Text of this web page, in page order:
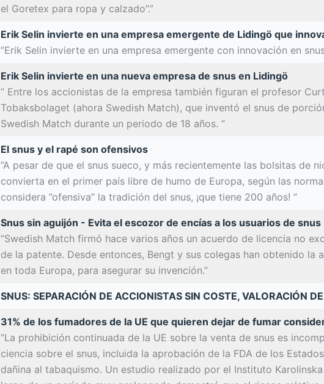
el Goretex para ropa y calzado”.”
Erik Selin invierte en una empresa emergente de Lidingö que
”Erik Selin invierte en una empresa emergente con innovación en
Erik Selin invierte en una nueva empresa de snus en Lidingö
” Entre los accionistas de la empresa también figuran el profesor
Tobaksbolaget (ahora Swedish Match), que inventó el snus de
Swedish Match durante un periodo de 18 años. ”
El snus y el rapé son ofensivos
”A pesar de que el snus sueco, y más recientemente las bolsitas de
convierta en el primer país libre de humo de Europa, según las
considera ”ofensiva” la tradición del snus, ¡que tiene 200 años! ”
Snus sin aguijón - Evita el escozor de encías a los usuarios de snus
”Swedish Match firmó hace varios años un acuerdo de licencia no
de la patente. Desde entonces, Bengt y sus colegas han obtenido la
en toda Europa, para asegurar su invención.”
SNUS: SEPARACIÓN DE ACCIONISTAS SIN COSTE, VALORACIÓN
31% de los fumadores de la UE que quieren dejar de fumar
”La prohibición continuada de la UE sobre la venta de snus es
ciencia sobre el snus, incluida la aprobación de la FDA de los
dañina al tabaquismo. Un estudio realizado por el Instituto